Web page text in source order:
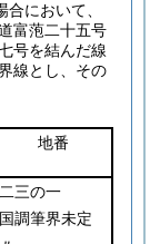
合において、
富萢二十五号
号を結んだ線
線とし、その
地番
二三の一
国調筆界未定